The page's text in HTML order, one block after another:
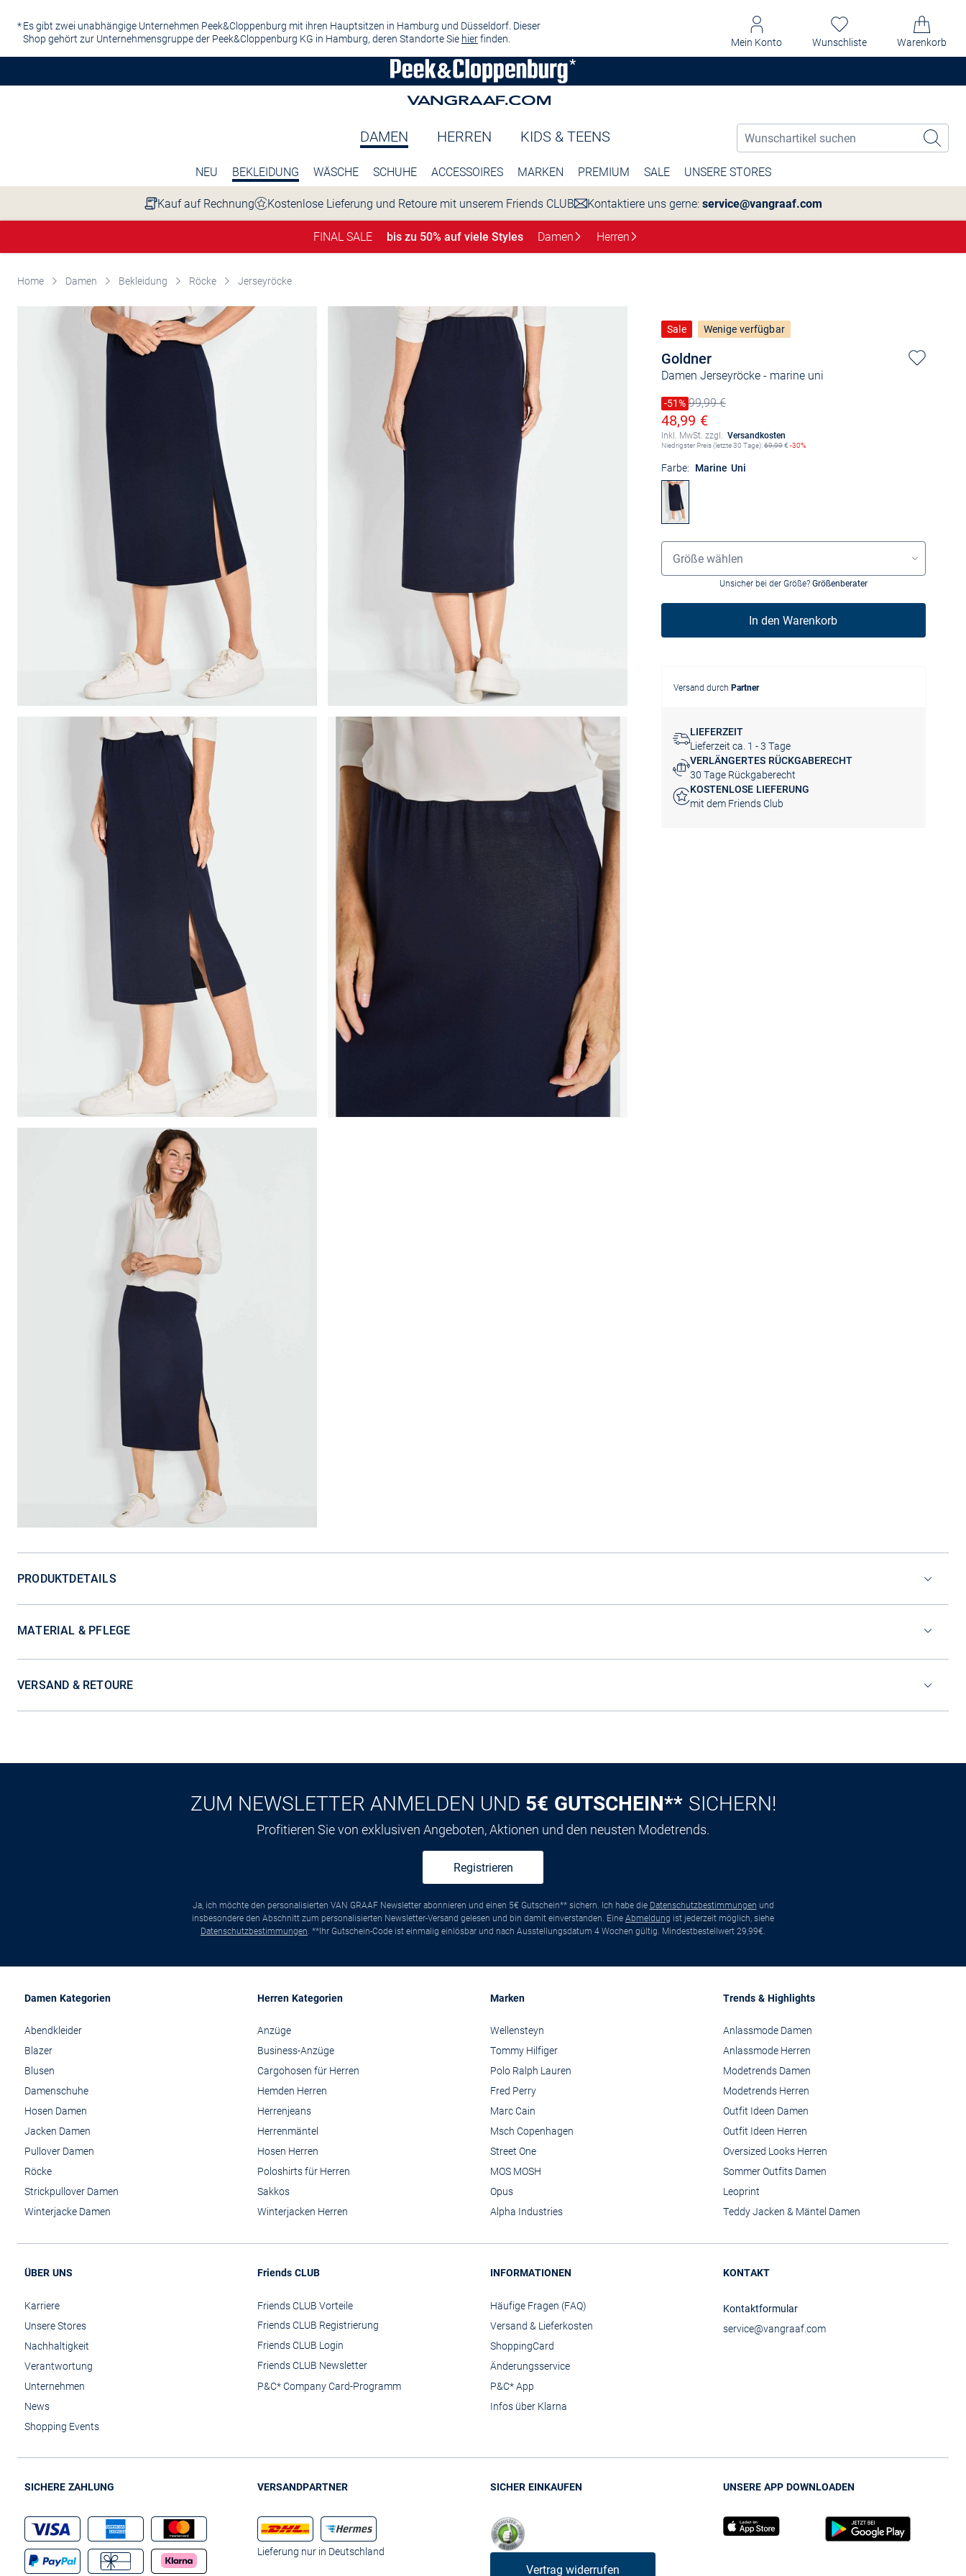
Es gibt zwei unabhängige Unternehmen Peek&Cloppenburg mit ihren Hauptsitzen in Hamburg und Düsseldorf. Dieser
Shop gehört zur Unternehmensgruppe der Peek&Cloppenburg KG in Hamburg, deren Standorte Sie hierfinden. Mein Konto Wunschliste Warenkorb
DAMEN HERREN KIDS & TEENS
NEU BEKLEIDUNG WÄSCHE SCHUHE ACCESSOIRES MARKEN PREMIUM SALE UNSERE STORES
Kauf auf Rechnung Kostenlose Lieferung und Retoure mit unserem Friends CLUB Kontaktiere uns gerne: service@vangraaf.com
FINAL SALE bis zu 50% auf viele Styles Damen Herren
Home Damen Bekleidung Röcke Jerseyröcke
Goldner
Damen Jerseyröcke- marine uni
Sale Wenige verfügbar
Preis reduziert um
-51%
Alter Preis99,99 €
Ermäßigter Preis
48,99 €
Inkl. MwSt. zzgl. Versandkosten
Niedrigster Preis (letzte 30 Tage):69,99€ -30%
Farbe: Marine Uni
Grössenauswahl
Größe wählen
Unsicher bei der Größe? Größenberater
In den Warenkorb
Versand durch Partner
LIEFERZEIT
Lieferzeit ca. 1 - 3 Tage
VERLÄNGERTES RÜCKGABERECHT
30 Tage Rückgaberecht
KOSTENLOSE LIEFERUNG
mit dem Friends Club
PRODUKTDETAILS
MATERIAL & PFLEGE
VERSAND & RETOURE
ZUM NEWSLETTER ANMELDEN UND 5€ GUTSCHEIN** SICHERN!
Profitieren Sie von exklusiven Angeboten, Aktionen und den neusten Modetrends.
Registrieren
Ja, ich möchte den personalisierten VAN GRAAF Newsletter abonnieren und einen 5€ Gutschein** sichern. Ich habe die Datenschutzbestimmungen und
insbesondere den Abschnitt zum personalisierten Newsletter-Versand gelesen und bin damit einverstanden. Eine Abmeldung ist jederzeit möglich, siehe
Datenschutzbestimmungen. **Ihr Gutschein-Code ist einmalig einlösbar und nach Ausstellungsdatum 4 Wochen gültig. Mindestbestellwert 29,99€.
Damen Kategorien
Abendkleider
Blazer
Blusen
Damenschuhe
Hosen Damen
Jacken Damen
Pullover Damen
Röcke
Strickpullover Damen
Winterjacke Damen
Herren Kategorien
Anzüge
Business-Anzüge
Cargohosen für Herren
Hemden Herren
Herrenjeans
Herrenmäntel
Hosen Herren
Poloshirts für Herren
Sakkos
Winterjacken Herren
Marken
Wellensteyn
Tommy Hilfiger
Polo Ralph Lauren
Fred Perry
Marc Cain
Msch Copenhagen
Street One
MOS MOSH
Opus
Alpha Industries
Trends & Highlights
Anlassmode Damen
Anlassmode Herren
Modetrends Damen
Modetrends Herren
Outfit Ideen Damen
Outfit Ideen Herren
Oversized Looks Herren
Sommer Outfits Damen
Leoprint
Teddy Jacken & Mäntel Damen
ÜBER UNS
Karriere
Unsere Stores
Nachhaltigkeit
Verantwortung
Unternehmen
News
Shopping Events
Friends CLUB
Friends CLUB Vorteile
Friends CLUB Registrierung
Friends CLUB Login
Friends CLUB Newsletter
P&C* Company Card-Programm
INFORMATIONEN
Häufige Fragen (FAQ)
Versand & Lieferkosten
ShoppingCard
Änderungsservice
P&C* App
Infos über Klarna
KONTAKT
Kontaktformular
service@vangraaf.com
SICHERE ZAHLUNG VERSANDPARTNER
Lieferung nur in Deutschland
SICHER EINKAUFEN
Vertrag widerrufen
UNSERE APP DOWNLOADEN